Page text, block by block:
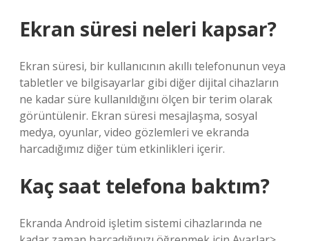
Ekran süresi neleri kapsar?
Ekran süresi, bir kullanıcının akıllı telefonunun veya
tabletler ve bilgisayarlar gibi diğer dijital cihazların
ne kadar süre kullanıldığını ölçen bir terim olarak
görüntülenir. Ekran süresi mesajlaşma, sosyal
medya, oyunlar, video gözlemleri ve ekranda
harcadığımız diğer tüm etkinlikleri içerir.
Kaç saat telefona baktım?
Ekranda Android işletim sistemi cihazlarında ne